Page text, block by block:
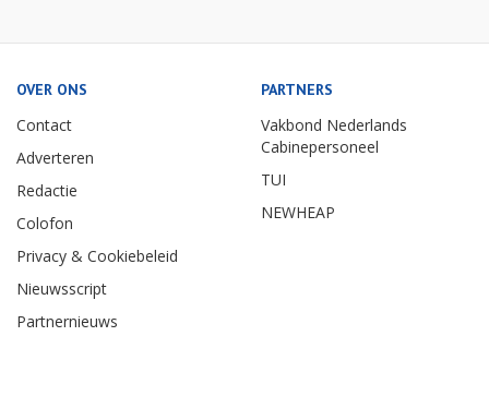
OVER ONS
Contact
Adverteren
Redactie
Colofon
Privacy & Cookiebeleid
Nieuwsscript
Partnernieuws
PARTNERS
Vakbond Nederlands
Cabinepersoneel
TUI
NEWHEAP